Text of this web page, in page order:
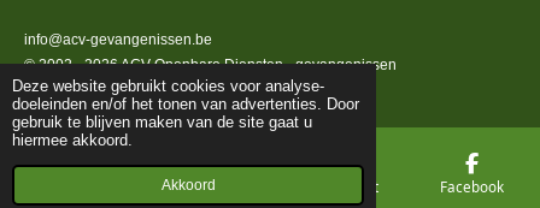
Deze website gebruikt cookies voor analyse-
doeleinden en/of het tonen van advertenties. Door
gebruik te blijven maken van de site gaat u
hiermee akkoord.
Akkoord
b
o
o
k
a
g
r
a
m
u
b
e
info@acv-gevangenissen.be
© 2002 - 2026 ACV Openbare Diensten - gevangenissen
Powered byJouwWeb
Telefoonnummer Kaart Facebook